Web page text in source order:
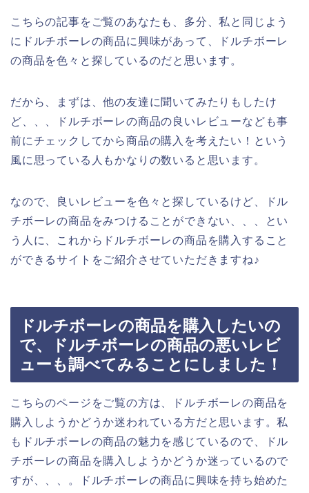
こちらの記事をご覧のあなたも、多分、私と同じよう
にドルチボーレの商品に興味があって、ドルチボーレ
の商品を色々と探しているのだと思います。
だから、まずは、他の友達に聞いてみたりもしたけ
ど、、、ドルチボーレの商品の良いレビューなども事
前にチェックしてから商品の購入を考えたい！という
風に思っている人もかなりの数いると思います。
なので、良いレビューを色々と探しているけど、ドル
チボーレの商品をみつけることができない、、、とい
う人に、これからドルチボーレの商品を購入すること
ができるサイトをご紹介させていただきますね♪
ドルチボーレの商品を購入したいの
で、ドルチボーレの商品の悪いレビ
ューも調べてみることにしました！
こちらのページをご覧の方は、ドルチボーレの商品を
購入しようかどうか迷われている方だと思います。私
もドルチボーレの商品の魅力を感じているので、ドル
チボーレの商品を購入しようかどうか迷っているので
すが、、、。ドルチボーレの商品に興味を持ち始めた